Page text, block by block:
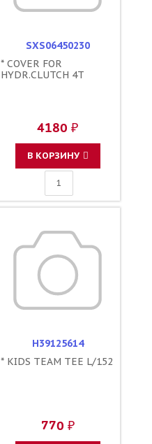
SXS06450230
* COVER FOR
HYDR.CLUTCH 4T
4180 ₽
В КОРЗИНУ
H39125614
* KIDS TEAM TEE L/152
770 ₽